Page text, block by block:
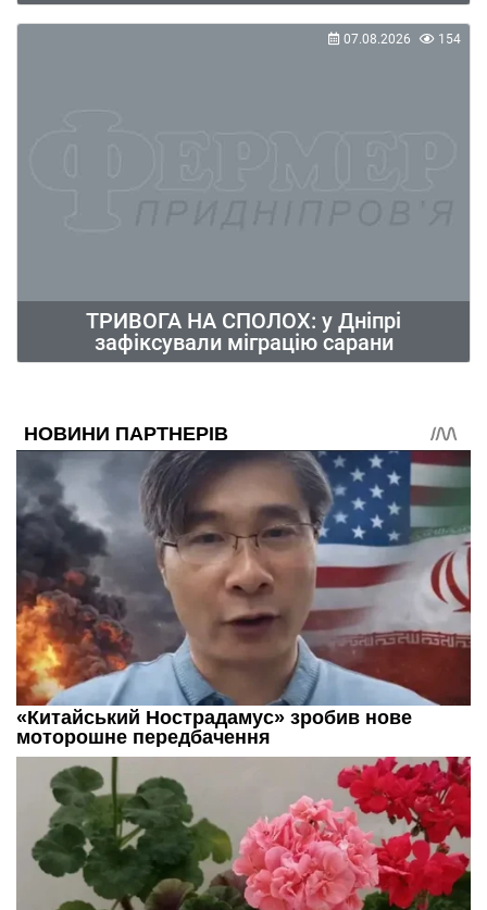
ТРИВОГА НА СПОЛОХ: у Дніпрі
зафіксували міграцію сарани
07.08.2026 154